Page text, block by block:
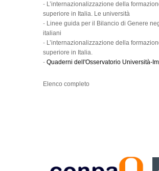
- L’internazionalizzazione della
superiore in Italia. Le università
- Linee guida per il Bilancio di Genere
italiani
- L’internazionalizzazione della
superiore in Italia.
- Quaderni dell'Osservatorio Università-
Elenco completo